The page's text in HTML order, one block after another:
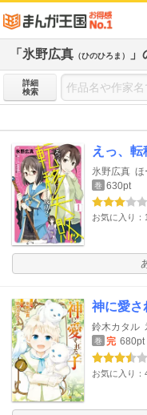
「氷野広真 （ひのひろま）
詳細
検索
えっ、
氷野広真 ほ
巻 630pt
お気に入り：
神に愛さ
鈴木カタル
巻 完 680pt
お気に入り：